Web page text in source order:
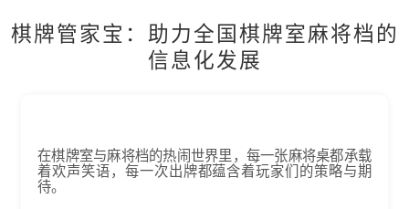
棋牌管家宝：助力全国棋牌室麻将档的
信息化发展
在棋牌室与麻将档的热闹世界里，每一张麻将桌都承载
着欢声笑语，每一次出牌都蕴含着玩家们的策略与期
待。